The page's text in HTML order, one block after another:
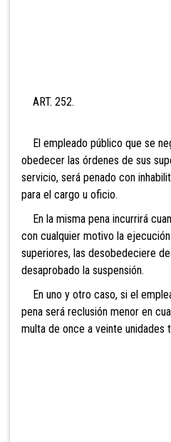
ART. 252.
El empleado público que se
obedecer las órdenes de sus
servicio, será penado con
para el cargo u oficio.
En la misma pena incurrirá
con cualquier motivo la
superiores, las desobedeciere
desaprobado la suspensión.
En uno y otro caso, si el
pena será reclusión menor en
multa de once a veinte unidades